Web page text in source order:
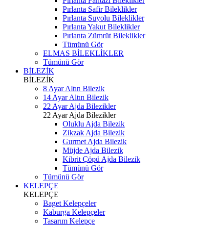
Pırlanta Safir Bileklikler
Pırlanta Suyolu Bileklikler
Pırlanta Yakut Bileklikler
Pırlanta Zümrüt Bileklikler
Tümünü Gör
ELMAS BİLEKLİKLER
Tümünü Gör
BİLEZİK
BİLEZİK
8 Ayar Altın Bilezik
14 Ayar Altın Bilezik
22 Ayar Ajda Bilezikler
22 Ayar Ajda Bilezikler
Oluklu Ajda Bilezik
Zikzak Ajda Bilezik
Gurmet Ajda Bilezik
Müjde Ajda Bilezik
Kibrit Çöpü Ajda Bilezik
Tümünü Gör
Tümünü Gör
KELEPÇE
KELEPÇE
Baget Kelepçeler
Kaburga Kelepçeler
Tasarım Kelepçe